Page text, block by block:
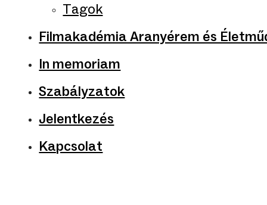
Tagok
Filmakadémia Aranyérem és
In memoriam
Szabályzatok
Jelentkezés
Kapcsolat